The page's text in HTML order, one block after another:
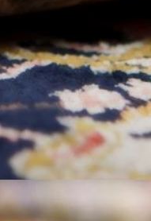
trouxe um novo